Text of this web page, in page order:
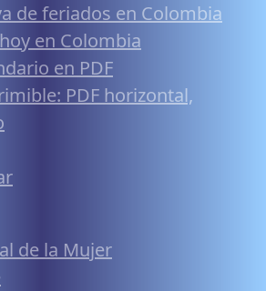
de feriados en Colombia
en Colombia
en PDF
PDF horizontal,
de la Mujer